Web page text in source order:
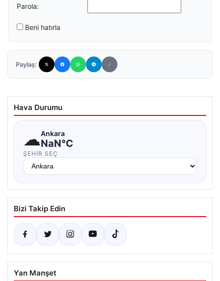
Parola:
Beni hatırla
Paylaş:
Hava Durumu
☁Ankara
NaN°C
ŞEHIR SEÇ
Bizi Takip Edin
Yan Manşet